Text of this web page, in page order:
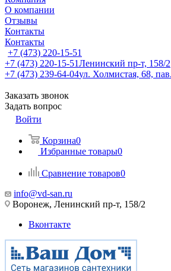
О компании
Отзывы
Контакты
Контакты
+7 (473) 220-15-51
+7 (473) 220-15-51Ленинский пр-т, 158/2
+7 (473) 239-64-04ул. Холмистая, 68,
Заказать звонок
Задать вопрос
Войти
Корзина0
Избранные товары0
Сравнение товаров0
info@vd-san.ru
Воронеж, Ленинский пр-т, 158/2
Вконтакте